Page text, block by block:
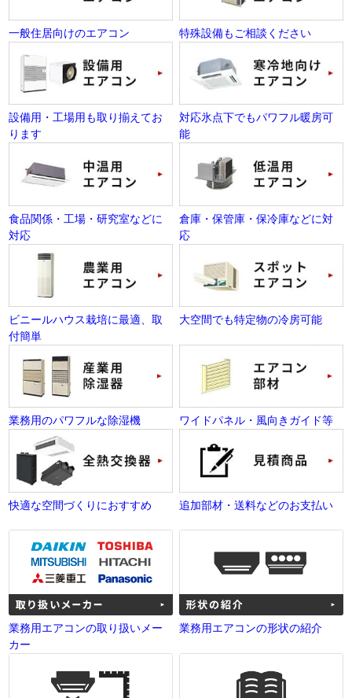
一般住居向けのエアコン 特殊設備もご相談ください
設備用・工場用も取り揃えてお
ります
対応氷点下でもパワフル暖房可
能
食品関係・工場・研究室などに
対応
倉庫・保管庫・保冷庫などに対
応
ビニールハウス栽培に最適、取
付簡単
大空間でも特定物の冷房可能
業務用のパワフルな除湿機 ワイドパネル・風向きガイド等
快適な空間づくりにおすすめ 追加部材・送料などのお支払い
業務用エアコンの取り扱いメー
カー
業務用エアコンの形状の紹介